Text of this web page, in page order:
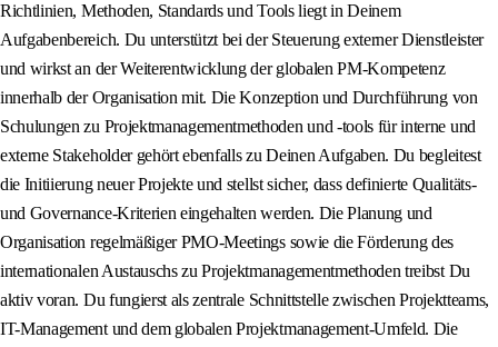
Richtlinien, Methoden, Standards und Tools liegt in Deinem
Aufgabenbereich. Du unterstützt bei der Steuerung externer Dienstleister
und wirkst an der Weiterentwicklung der globalen PM-Kompetenz
innerhalb der Organisation mit. Die Konzeption und Durchführung von
Schulungen zu Projektmanagementmethoden und -tools für interne und
externe Stakeholder gehört ebenfalls zu Deinen Aufgaben. Du begleitest
die Initiierung neuer Projekte und stellst sicher, dass definierte Qualitäts-
und Governance-Kriterien eingehalten werden. Die Planung und
Organisation regelmäßiger PMO-Meetings sowie die Förderung des
internationalen Austauschs zu Projektmanagementmethoden treibst Du
aktiv voran. Du fungierst als zentrale Schnittstelle zwischen Projektteams,
IT-Management und dem globalen Projektmanagement-Umfeld. Die